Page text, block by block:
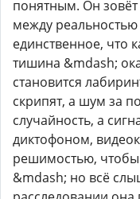
понятным. Он
между
единственное, что
тишина &mdash;
становится
скрипят, а шум за
случайность, а
диктофоном,
решимостью, чтобы
&mdash; но всё